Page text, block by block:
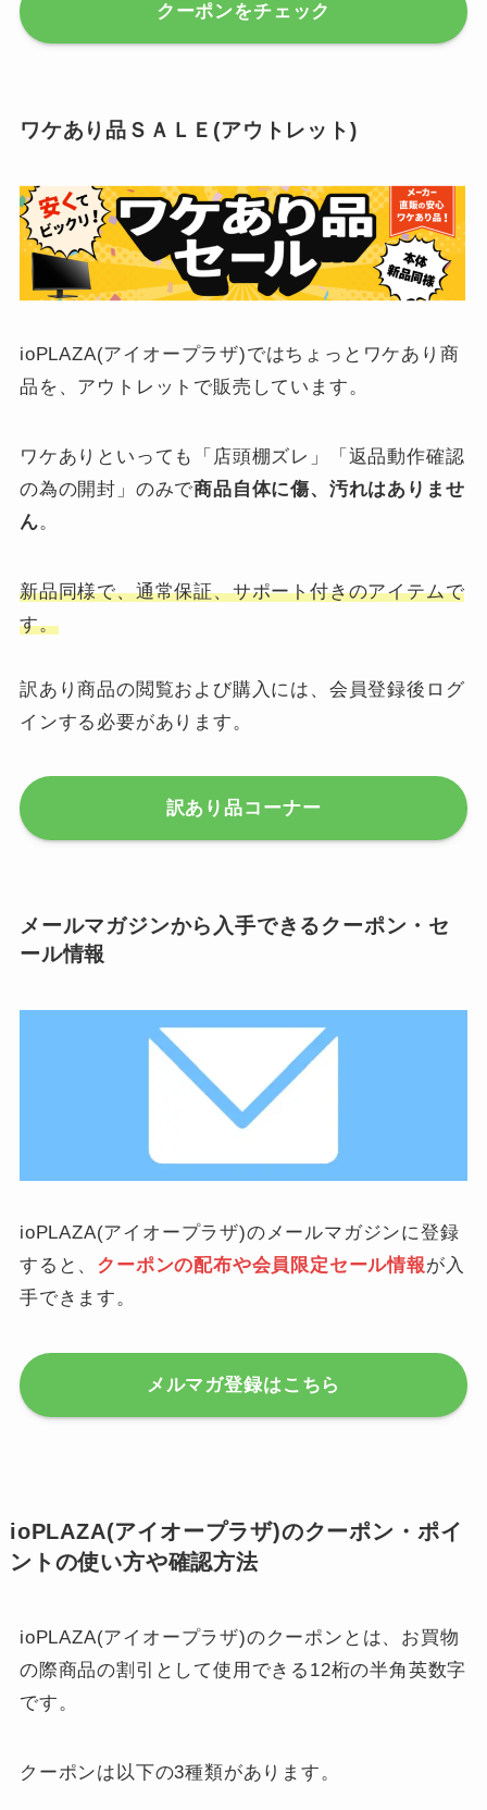
クーポンをチェック
ワケあり品ＳＡＬＥ(アウトレット)
ioPLAZA(アイオープラザ)ではちょっとワケあり商
品を、アウトレットで販売しています。
ワケありといっても「店頭棚ズレ」「返品動作確認
の為の開封」のみで商品自体に傷、汚れはありませ
ん。
新品同様で、通常保証、サポート付きのアイテムで
す。
訳あり商品の閲覧および購入には、会員登録後ログ
インする必要があります。
訳あり品コーナー
メールマガジンから入手できるクーポン・セ
ール情報
ioPLAZA(アイオープラザ)のメールマガジンに登録
すると、 クーポンの配布や会員限定セール情報が入
手できます。
メルマガ登録はこちら
ioPLAZA(アイオープラザ)のクーポン・ポイ
ントの使い方や確認方法
ioPLAZA(アイオープラザ)のクーポンとは、お買物
の際商品の割引として使用できる12桁の半角英数字
です。
クーポンは以下の3種類があります。